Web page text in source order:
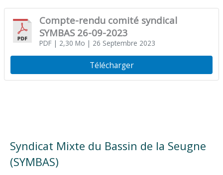
Compte-rendu comité syndical
SYMBAS 26-09-2023
PDF| 2,30 Mo | 26 Septembre 2023
Télécharger
Syndicat Mixte du Bassin de la Seugne
(SYMBAS)